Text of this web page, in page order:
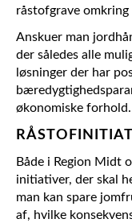
råstofgrave omkring
Anskuer man
der således alle
løsninger der har
økonomiske forhold.
Både i Region Midt
initiativer, der skal
man kan spare
af, hvilke